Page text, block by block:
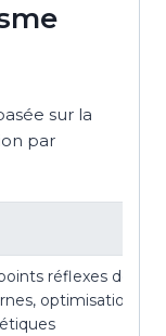
sur la
par
réflexes des
optimisation des